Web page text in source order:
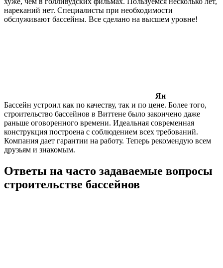
нареканий нет. Специалисты при необходимости
обслуживают бассейны. Все сделано на высшем уровне!
Ян
Бассейн устроил как по качеству, так и по цене. Более того,
строительство бассейнов в Виттене было закончено даже
раньше оговоренного времени. Идеальная современная
конструкция построена с соблюдением всех требований.
Компания дает гарантии на работу. Теперь рекомендую всем
друзьям и знакомым.
Ответы на часто задаваемые вопросы
строительстве бассейнов